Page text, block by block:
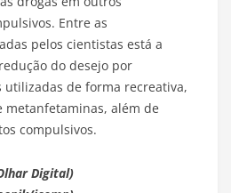
Entre as
pelos cientistas está a
do desejo por
de forma recreativa,
metanfetaminas, além de
compulsivos.
Digital)